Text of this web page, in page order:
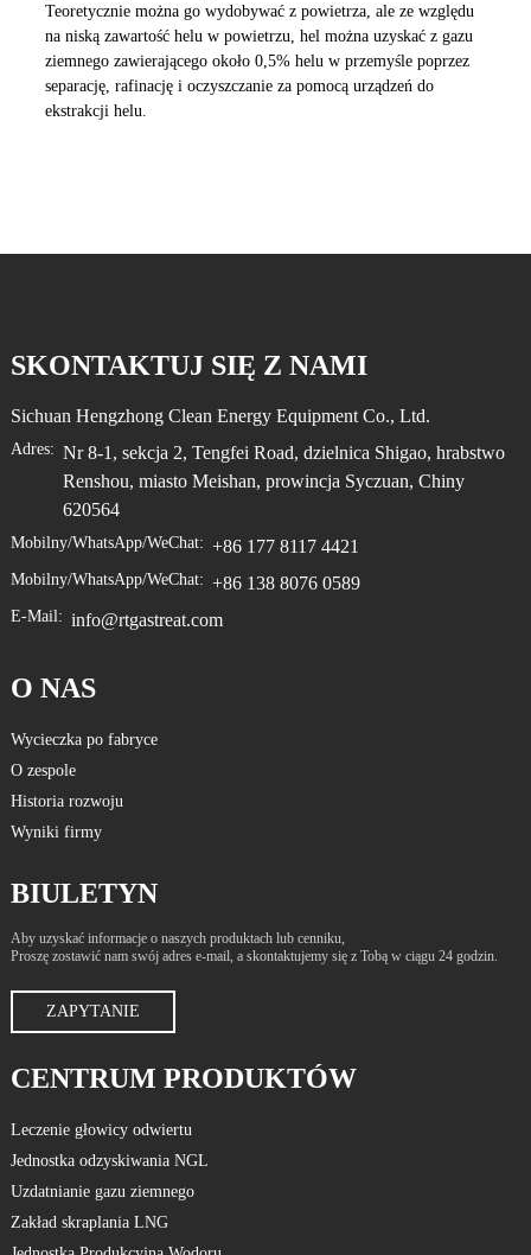
Teoretycznie można go wydobywać z powietrza, ale ze względu
na niską zawartość helu w powietrzu, hel można uzyskać z gazu
ziemnego zawierającego około 0,5% helu w przemyśle poprzez
separację, rafinację i oczyszczanie za pomocą urządzeń do
ekstrakcji helu.
SKONTAKTUJ SIĘ Z NAMI
Sichuan Hengzhong Clean Energy Equipment Co., Ltd.
Adres: Nr 8-1, sekcja 2, Tengfei Road, dzielnica Shigao, hrabstwo
Renshou, miasto Meishan, prowincja Syczuan, Chiny
620564
Mobilny/WhatsApp/WeChat: +86 177 8117 4421
Mobilny/WhatsApp/WeChat: +86 138 8076 0589
E-Mail: info@rtgastreat.com
O NAS
Wycieczka po fabryce
O zespole
Historia rozwoju
Wyniki firmy
BIULETYN
Aby uzyskać informacje o naszych produktach lub cenniku,
Proszę zostawić nam swój adres e-mail, a skontaktujemy się z Tobą w ciągu 24 godzin.
ZAPYTANIE
CENTRUM PRODUKTÓW
Leczenie głowicy odwiertu
Jednostka odzyskiwania NGL
Uzdatnianie gazu ziemnego
Zakład skraplania LNG